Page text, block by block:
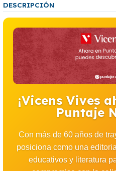
DESCRIPCIÓN
¡Vicens Vives
Puntaje
Con más de 60 años de
posiciona como una
educativos y literatura